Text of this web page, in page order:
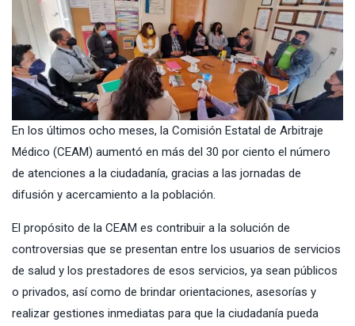
En los últimos ocho meses, la Comisión Estatal de Arbitraje
Médico (CEAM) aumentó en más del 30 por ciento el número
de atenciones a la ciudadanía, gracias a las jornadas de
difusión y acercamiento a la población.
El propósito de la CEAM es contribuir a la solución de
controversias que se presentan entre los usuarios de servicios
de salud y los prestadores de esos servicios, ya sean públicos
o privados, así como de brindar orientaciones, asesorías y
realizar gestiones inmediatas para que la ciudadanía pueda